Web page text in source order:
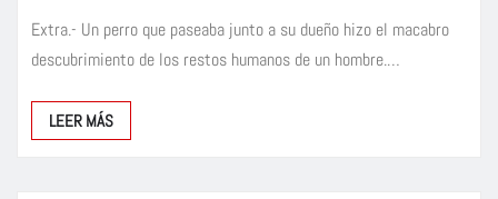
Extra.- Un perro que paseaba junto a su dueño hizo el macabro
descubrimiento de los restos humanos de un hombre.…
LEER MÁS